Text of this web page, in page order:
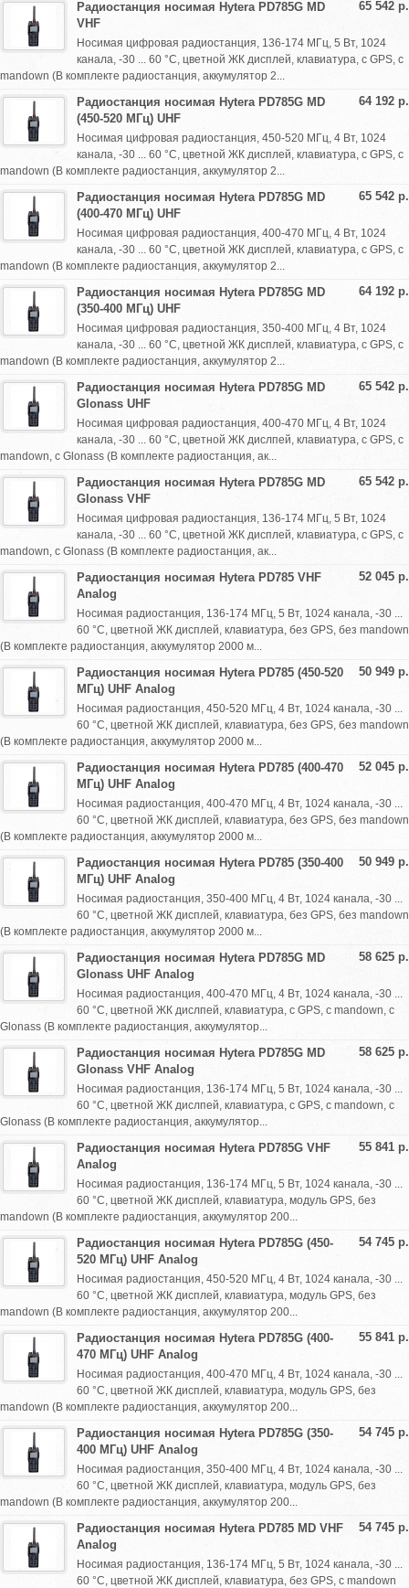
65 542 р.
Радиостанция носимая Hytera PD785G MD
VHF
Носимая цифровая радиостанция, 136-174 МГц, 5 Вт, 1024
канала, -30 ... 60 °С, цветной ЖК дисплей, клавиатура, с GPS, с
mandown (В комплекте радиостанция, аккумулятор 2...
64 192 р.
Радиостанция носимая Hytera PD785G MD
(450-520 МГц) UHF
Носимая цифровая радиостанция, 450-520 МГц, 4 Вт, 1024
канала, -30 ... 60 °С, цветной ЖК дисплей, клавиатура, с GPS, с
mandown (В комплекте радиостанция, аккумулятор 2...
65 542 р.
Радиостанция носимая Hytera PD785G MD
(400-470 МГц) UHF
Носимая цифровая радиостанция, 400-470 МГц, 4 Вт, 1024
канала, -30 ... 60 °С, цветной ЖК дисплей, клавиатура, с GPS, с
mandown (В комплекте радиостанция, аккумулятор 2...
64 192 р.
Радиостанция носимая Hytera PD785G MD
(350-400 МГц) UHF
Носимая цифровая радиостанция, 350-400 МГц, 4 Вт, 1024
канала, -30 ... 60 °С, цветной ЖК дисплей, клавиатура, с GPS, с
mandown (В комплекте радиостанция, аккумулятор 2...
65 542 р.
Радиостанция носимая Hytera PD785G MD
Glonass UHF
Носимая цифровая радиостанция, 400-470 МГц, 4 Вт, 1024
канала, -30 ... 60 °С, цветной ЖК дислпей, клавиатура, с GPS, с
mandown, с Glonass (В комплекте радиостанция, ак...
65 542 р.
Радиостанция носимая Hytera PD785G MD
Glonass VHF
Носимая цифровая радиостанция, 136-174 МГц, 5 Вт, 1024
канала, -30 ... 60 °С, цветной ЖК дисплей, клавиатура, с GPS, с
mandown, с Glonass (В комплекте радиостанция, ак...
52 045 р.
Радиостанция носимая Hytera PD785 VHF
Analog
Носимая радиостанция, 136-174 МГц, 5 Вт, 1024 канала, -30 ...
60 °С, цветной ЖК дисплей, клавиатура, без GPS, без mandown
(В комплекте радиостанция, аккумулятор 2000 м...
50 949 р.
Радиостанция носимая Hytera PD785 (450-520
МГц) UHF Analog
Носимая радиостанция, 450-520 МГц, 4 Вт, 1024 канала, -30 ...
60 °С, цветной ЖК дисплей, клавиатура, без GPS, без mandown
(В комплекте радиостанция, аккумулятор 2000 м...
52 045 р.
Радиостанция носимая Hytera PD785 (400-470
МГц) UHF Analog
Носимая радиостанция, 400-470 МГц, 4 Вт, 1024 канала, -30 ...
60 °С, цветной ЖК дисплей, клавиатура, без GPS, без mandown
(В комплекте радиостанция, аккумулятор 2000 м...
50 949 р.
Радиостанция носимая Hytera PD785 (350-400
МГц) UHF Analog
Носимая радиостанция, 350-400 МГц, 4 Вт, 1024 канала, -30 ...
60 °С, цветной ЖК дисплей, клавиатура, без GPS, без mandown
(В комплекте радиостанция, аккумулятор 2000 м...
58 625 р.
Радиостанция носимая Hytera PD785G MD
Glonass UHF Analog
Носимая радиостанция, 400-470 МГц, 4 Вт, 1024 канала, -30 ...
60 °С, цветной ЖК дислпей, клавиатура, с GPS, с mandown, с
Glonass (В комплекте радиостанция, аккумулятор...
58 625 р.
Радиостанция носимая Hytera PD785G MD
Glonass VHF Analog
Носимая радиостанция, 136-174 МГц, 5 Вт, 1024 канала, -30 ...
60 °С, цветной ЖК дислпей, клавиатура, с GPS, с mandown, с
Glonass (В комплекте радиостанция, аккумулятор...
55 841 р.
Радиостанция носимая Hytera PD785G VHF
Analog
Носимая радиостанция, 136-174 МГц, 5 Вт, 1024 канала, -30 ...
60 °С, цветной ЖК дисплей, клавиатура, модуль GPS, без
mandown (В комплекте радиостанция, аккумулятор 200...
54 745 р.
Радиостанция носимая Hytera PD785G (450-
520 МГц) UHF Analog
Носимая радиостанция, 450-520 МГц, 4 Вт, 1024 канала, -30 ...
60 °С, цветной ЖК дисплей, клавиатура, модуль GPS, без
mandown (В комплекте радиостанция, аккумулятор 200...
55 841 р.
Радиостанция носимая Hytera PD785G (400-
470 МГц) UHF Analog
Носимая радиостанция, 400-470 МГц, 4 Вт, 1024 канала, -30 ...
60 °С, цветной ЖК дисплей, клавиатура, модуль GPS, без
mandown (В комплекте радиостанция, аккумулятор 200...
54 745 р.
Радиостанция носимая Hytera PD785G (350-
400 МГц) UHF Analog
Носимая радиостанция, 350-400 МГц, 4 Вт, 1024 канала, -30 ...
60 °С, цветной ЖК дисплей, клавиатура, модуль GPS, без
mandown (В комплекте радиостанция, аккумулятор 200...
54 745 р.
Радиостанция носимая Hytera PD785 MD VHF
Analog
Носимая радиостанция, 136-174 МГц, 5 Вт, 1024 канала, -30 ...
60 °С, цветной ЖК дисплей, клавиатура, без GPS, с mandown